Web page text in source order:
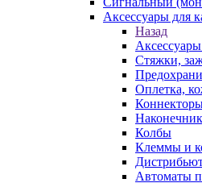
Аксессуары для
Назад
Стяжки,
Оплетка,
Колбы
Клеммы и
Автоматы